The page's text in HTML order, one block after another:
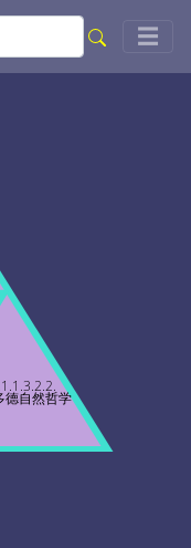
☰
德自然哲学